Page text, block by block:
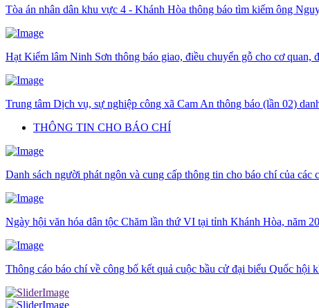
Tòa án nhân dân khu vực 4 - Khánh Hòa thông báo tìm kiếm ông
Hạt Kiểm lâm Ninh Sơn thông báo giao, điều chuyển gỗ cho cơ
Trung tâm Dịch vụ, sự nghiệp công xã Cam An thông báo (lần 02)
THÔNG TIN CHO BÁO CHÍ
Danh sách người phát ngôn và cung cấp thông tin cho báo chí của
Ngày hội văn hóa dân tộc Chăm lần thứ VI tại tỉnh Khánh Hòa, năm
Thông cáo báo chí về công bố kết quả cuộc bầu cử đại biểu Quốc